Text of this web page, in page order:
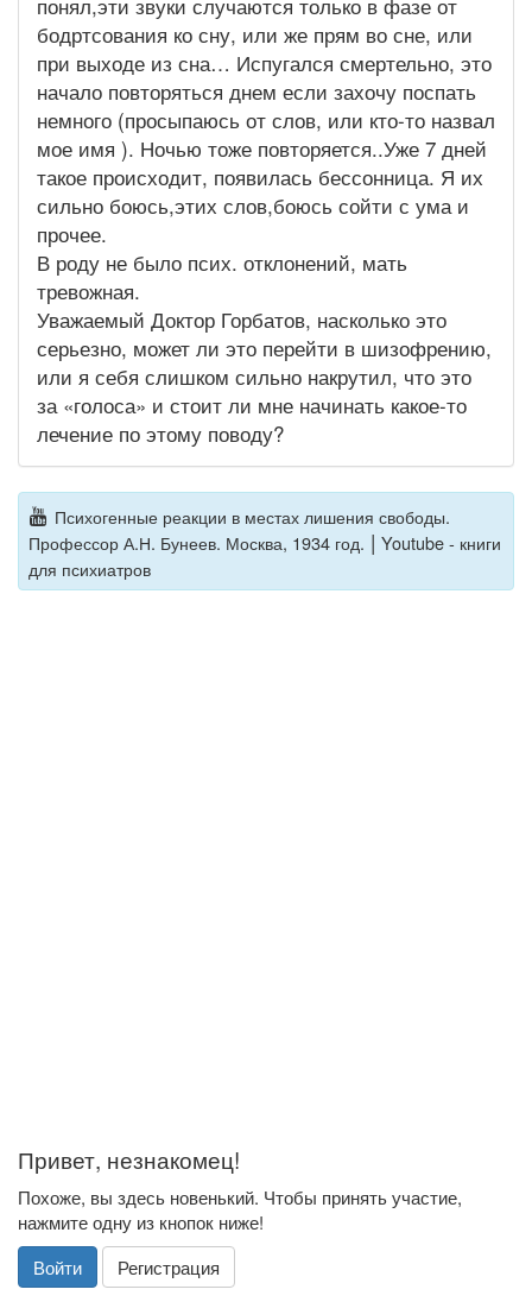
бодртсования ко сну, или же прям во сне, или
при выходе из сна… Испугался смертельно, это
начало повторяться днем если захочу поспать
немного (просыпаюсь от слов, или кто-то назвал
мое имя ). Ночью тоже повторяется..Уже 7 дней
такое происходит, появилась бессонница. Я их
сильно боюсь,этих слов,боюсь сойти с ума и
прочее.
В роду не было псих. отклонений, мать
тревожная.
Уважаемый Доктор Горбатов, насколько это
серьезно, может ли это перейти в шизофрению,
или я себя слишком сильно накрутил, что это
за «голоса» и стоит ли мне начинать какое-то
лечение по этому поводу?
Психогенные реакции в местах лишения свободы.
Профессор А.Н. Бунеев. Москва, 1934 год. | Youtube - книги
для психиатров
Привет, незнакомец!
Похоже, вы здесь новенький. Чтобы принять участие,
нажмите одну из кнопок ниже!
Войти
Регистрация